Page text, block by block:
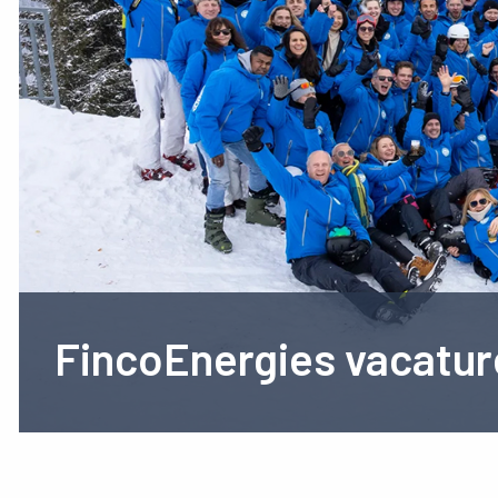
FincoEnergies